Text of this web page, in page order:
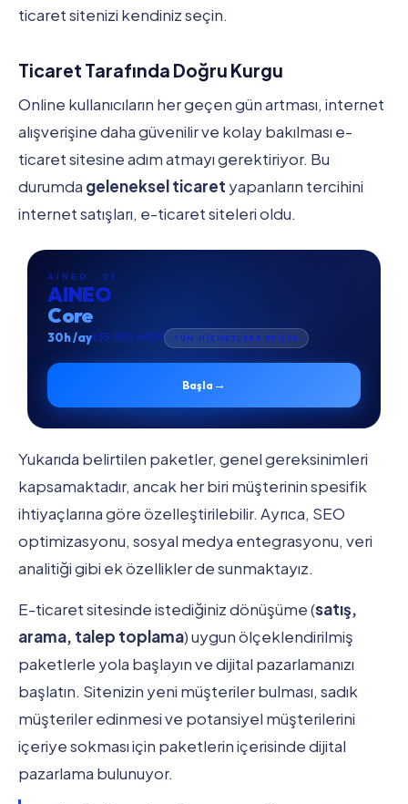
ticaret sitenizi kendiniz seçin.
Ticaret Tarafında Doğru Kurgu
Online kullanıcıların her geçen gün artması, internet
alışverişine daha güvenilir ve kolay bakılması e-
ticaret sitesine adım atmayı gerektiriyor. Bu
durumda geleneksel ticaret yapanların tercihini
internet satışları, e-ticaret siteleri oldu.
AINEO · 01
AINEO
Core
30h /ay₺35.900 +KDV TÜM HİZMETLERE ERİŞİM
Başla →
Yukarıda belirtilen paketler, genel gereksinimleri
kapsamaktadır, ancak her biri müşterinin spesifik
ihtiyaçlarına göre özelleştirilebilir. Ayrıca, SEO
optimizasyonu, sosyal medya entegrasyonu, veri
analitiği gibi ek özellikler de sunmaktayız.
E-ticaret sitesinde istediğiniz dönüşüme (satış,
arama, talep toplama) uygun ölçeklendirilmiş
paketlerle yola başlayın ve dijital pazarlamanızı
başlatın. Sitenizin yeni müşteriler bulması, sadık
müşteriler edinmesi ve potansiyel müşterilerini
içeriye sokması için paketlerin içerisinde dijital
pazarlama bulunuyor.